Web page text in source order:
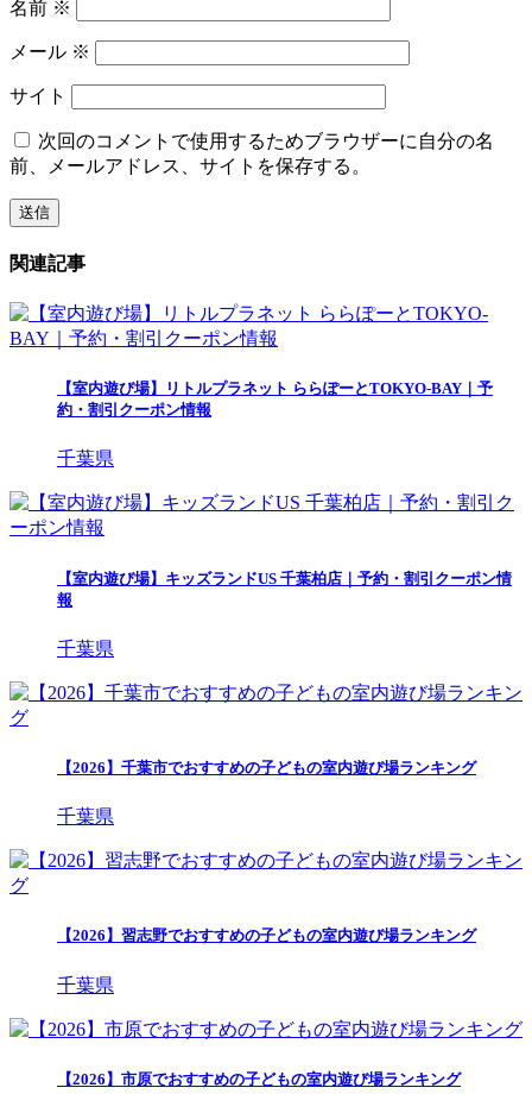
名前 ※
メール ※
サイト
次回のコメントで使用するためブラウザーに自分の名
前、メールアドレス、サイトを保存する。
関連記事
【室内遊び場】リトルプラネット ららぽーとTOKYO-BAY｜予
約・割引クーポン情報
千葉県
【室内遊び場】キッズランドUS 千葉柏店｜予約・割引クーポン情
報
千葉県
【2026】千葉市でおすすめの子どもの室内遊び場ランキング
千葉県
【2026】習志野でおすすめの子どもの室内遊び場ランキング
千葉県
【2026】市原でおすすめの子どもの室内遊び場ランキング